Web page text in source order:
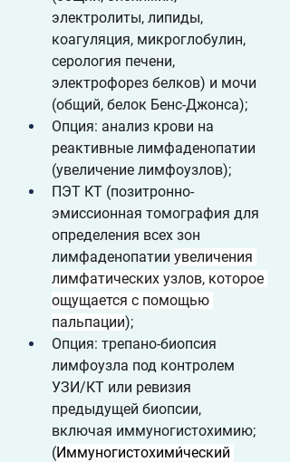
электролиты, липиды,
коагуляция, микроглобулин,
серология печени,
электрофорез белков) и мочи
(общий, белок Бенс-Джонса);
Опция: анализ крови на
реактивные лимфаденопатии
(увеличение лимфоузлов);
ПЭТ КТ (позитронно-
эмиссионная томография для
определения всех зон
лимфаденопатии увеличения
лимфатических узлов, которое
ощущается с помощью
пальпации);
Опция: трепано-биопсия
лимфоузла под контролем
УЗИ/КТ или ревизия
предыдущей биопсии,
включая иммуногистохимию;
(Иммуногистохими́ческий